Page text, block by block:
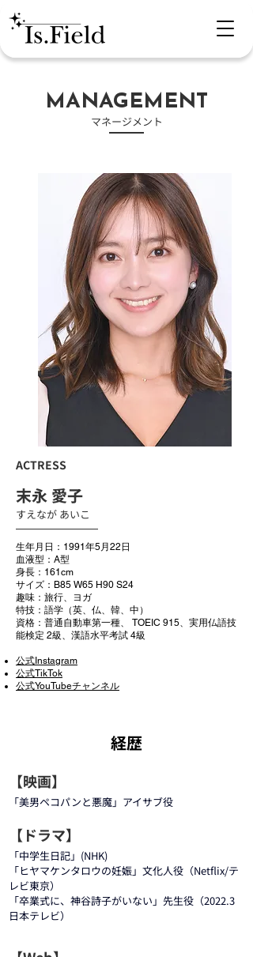
​MANAGEMENT
​マネージメント
ACTRESS
末永 愛子
すえなが あいこ
生年月日：1991年5月22日
血液型：A型
身長：161cm
サイズ：B85 W65 H90 S24
趣味：旅行、ヨガ
特技：語学（英、仏、韓、中）
資格：普通自動車第一種、 TOEIC 915、実用仏語技
能検定 2級、漢語水平考試 4級
公式Instagram
公式TikTok
公式YouTubeチャンネル
​経歴
【映画】
「美男ペコパンと悪魔」アイサブ役
【ドラマ】
「中学生日記」(NHK)
「ヒヤマケンタロウの妊娠」文化人役（Netflix/テ
レビ東京）
「卒業式に、神谷詩子がいない」先生役（2022.3
日本テレビ）